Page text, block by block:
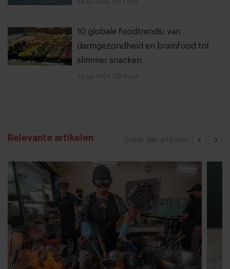
24 juli 2026 7 min
10 globale foodtrends: van
darmgezondheid en brainfood tot
slimmer snacken
23 juli 2026 6 min
Bekijk alle artikelen
Relevante artikelen